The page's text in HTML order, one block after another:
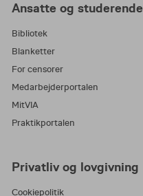
Ansatte og studerende
Bibliotek
Blanketter
For censorer
Medarbejderportalen
MitVIA
Praktikportalen
Privatliv og lovgivning
Cookiepolitik